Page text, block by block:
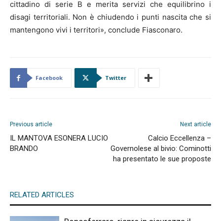
cittadino di serie B e merita servizi che equilibrino i
disagi territoriali. Non è chiudendo i punti nascita che si
mantengono vivi i territori», conclude Fiasconaro.
Facebook Twitter
Previous article
IL MANTOVA ESONERA LUCIO
BRANDO
Next article
Calcio Eccellenza –
Governolese al bivio: Cominotti
ha presentato le sue proposte
RELATED ARTICLES